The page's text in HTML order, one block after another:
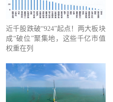
近千股跌破“924”起点！两大板块
成“破位”聚集地，这些千亿市值
权重在列